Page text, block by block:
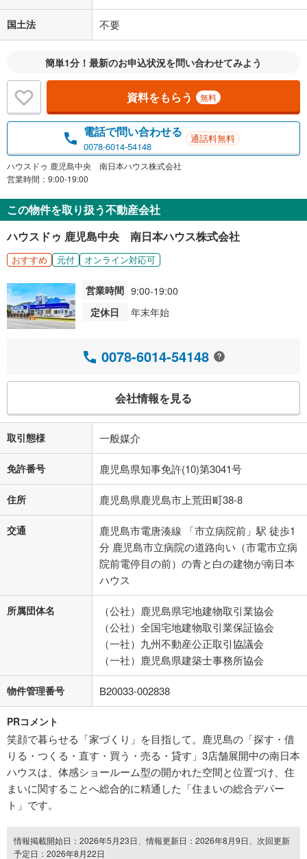
国土法 不要
簡単1分！最新のお申込状況を問い合わせてみよう
資料をもらう 無料
電話で問い合わせる
0078-6014-54148
通話料無料
ハウスドゥ 鹿児島中央 南日本ハウス株式会社
営業時間：9:00-19:00
この物件を取り扱う不動産会社
ハウスドゥ 鹿児島中央 南日本ハウス株式会社
おすすめ 元付 オンライン対応可
営業時間 9:00-19:00
定休日
年末年始
0078-6014-54148
会社情報を見る
取引態様 一般媒介
免許番号 鹿児島県知事免許(10)第3041号
住所 鹿児島県鹿児島市上荒田町38-8
交通
鹿児島市電唐湊線 「市立病院前」駅 徒歩1
分 鹿児島市立病院の道路向い（市電市立病
院前電停目の前）の青と白の建物が南日本
ハウス
所属団体名
（公社）鹿児島県宅地建物取引業協会
（公社）全国宅地建物取引業保証協会
（一社）九州不動産公正取引協議会
（一社）鹿児島県建築士事務所協会
物件管理番号 B20033-002838
PRコメント
笑顔で暮らせる「家づくり」を目指して。鹿児島の「探す・借
りる・つくる・直す・買う・売る・貸す」3店舗展開中の南日本
ハウスは、体感ショールーム型の開かれた空間と位置づけ、住
まいに関することへ総合的に精通した「住まいの総合デパー
ト」です。
情報掲載開始日：2026年5月23日、情報更新日：2026年8月9日、次回更新
予定日：2026年8月22日